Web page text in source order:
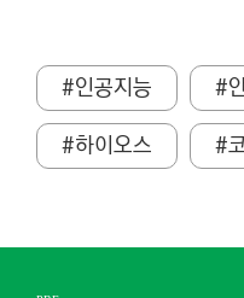
#인공지능 #
#하이오스
#